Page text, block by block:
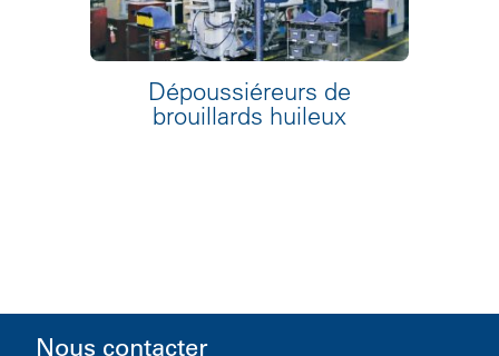
Dépoussiéreurs de
brouillards huileux
Nous contacter